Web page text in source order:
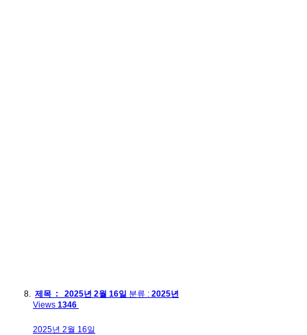
제목 : 2025년 2월 16일 분류 : 2025년
Views 1346
2025년 2월 16일